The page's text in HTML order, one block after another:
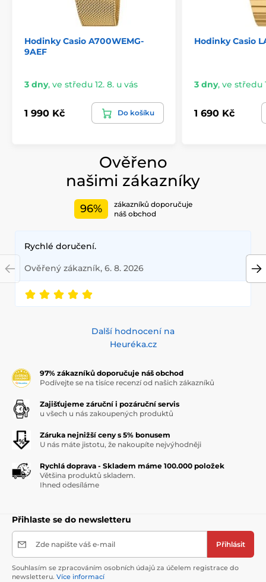
Hodinky Casio A700WEMG-
9AEF
3 dny, ve středu 12. 8. u vás
1 990 Kč Do košíku
Hodinky Casio
3 dny, ve středu
1 690 Kč
Ověřeno
našimi zákazníky
96%
zákazníků doporučuje
náš obchod
Rychlé doručení.
Ověřený zákazník, 6. 8. 2026
Další hodnocení na
Heuréka.cz
97% zákazníků doporučuje náš obchod
Podívejte se na tisíce recenzí od našich zákazníků
Zajišťujeme záruční i pozáruční servis
u všech u nás zakoupených produktů
Záruka nejnižší ceny s 5% bonusem
U nás máte jistotu, že nakoupíte nejvýhodněji
Rychlá doprava - Skladem máme 100.000 položek
Většina produktů skladem.
Ihned odesíláme
Přihlaste se do newsletteru
Zde napište váš e-mail Přihlásit
Souhlasím se zpracováním osobních údajů za účelem registrace do
newsletteru. Více informací